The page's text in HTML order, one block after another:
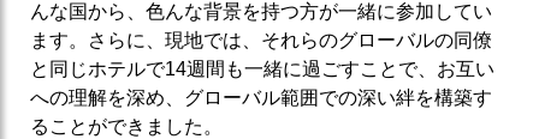
んな国から、色んな背景を持つ方が一緒に参加してい
ます。さらに、現地では、それらのグローバルの同僚
と同じホテルで14週間も一緒に過ごすことで、お互い
への理解を深め、グローバル範囲での深い絆を構築す
ることができました。